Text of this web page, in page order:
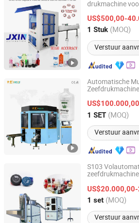
drukmachine
cilinderflessen
US$500,00-
1 Stuk (MOQ)
Verstuur
Liuzhou Jiexin Machinery Co., Ltd.
Guangxi, China Sinds
Automatische
1 SET (MOQ)
Verstuur
SHEN FA ENG. CO., LTD.(GUANGZHOU)
Guangdong, China Sinds
S103
1 set (MOQ)
Verstuur
Shenzhen Hejia Automatic Printing
Guangdong, China Sinds